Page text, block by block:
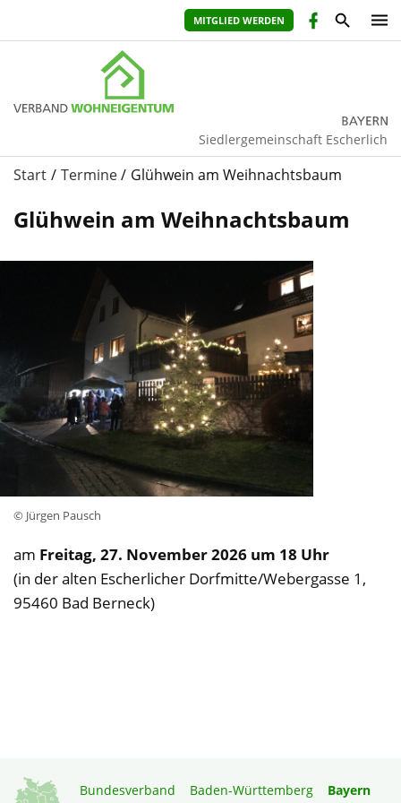
MITGLIED WERDEN
Siedlergemeinschaft Escherlich
Start Termine Glühwein am Weihnachtsbaum
Glühwein am Weihnachtsbaum
© Jürgen Pausch
am Freitag, 27. November 2026 um 18 Uhr
(in der alten Escherlicher Dorfmitte/Webergasse 1,
95460 Bad Berneck)
Bundesverband Baden-Württemberg
Bayern